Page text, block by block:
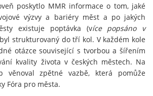
poskytlo MMR informace o tom, jaké
výzvy a bariéry měst a po jakých
existuje poptávka (více popsáno v
strukturovaný do tří kol. V každém kole
otázce související s tvorbou a šířením
kvality života v českých městech. Na
věnoval zpětné vazbě, která pomůže
Fóra pro města.